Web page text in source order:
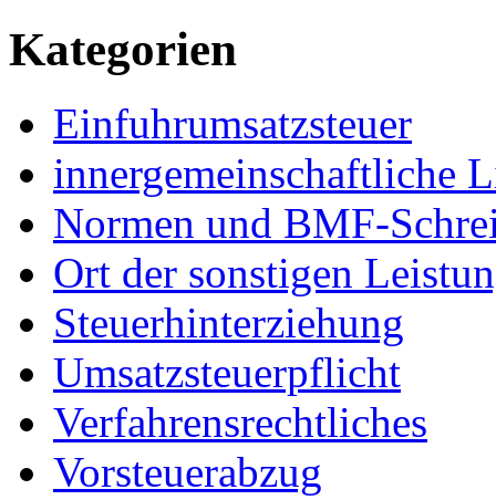
Kategorien
Einfuhrumsatzsteuer
innergemeinschaftliche
Normen und BMF-
Ort der sonstigen
Steuerhinterziehung
Umsatzsteuerpflicht
Verfahrensrechtliches
Vorsteuerabzug